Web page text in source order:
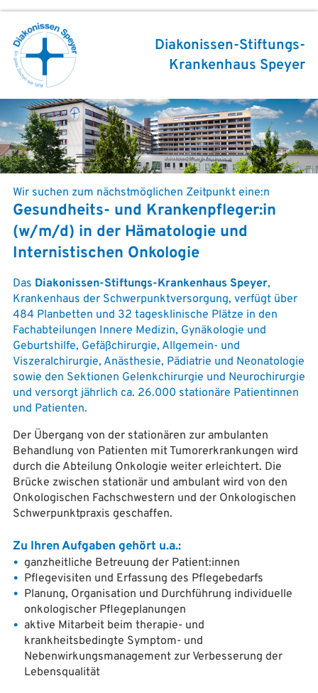
Diakonissen-Stiftungs-
Krankenhaus Speyer
Wir suchen zum nächstmöglichen Zeitpunkt eine:n
Gesundheits- und Krankenpfleger:in
(w/m/d) in der Hämatologie und
Internistischen Onkologie
Das Diakonissen-Stiftungs-Krankenhaus Speyer,
Krankenhaus der Schwerpunktversorgung, verfügt über
484 Planbetten und 32 tagesklinische Plätze in den
Fachabteilungen Innere Medizin, Gynäkologie und
Geburtshilfe, Gefäßchirurgie, Allgemein- und
Viszeralchirurgie, Anästhesie, Pädiatrie und Neonatologie
sowie den Sektionen Gelenkchirurgie und Neurochirurgie
und versorgt jährlich ca. 26.000 stationäre Patientinnen
und Patienten.
Der Übergang von der stationären zur ambulanten
Behandlung von Patienten mit Tumorerkrankungen wird
durch die Abteilung Onkologie weiter erleichtert. Die
Brücke zwischen stationär und ambulant wird von den
Onkologischen Fachschwestern und der Onkologischen
Schwerpunktpraxis geschaffen.
Zu Ihren Aufgaben gehört u.a.:
ganzheitliche Betreuung der Patient:innen
Pflegevisiten und Erfassung des Pflegebedarfs
Planung, Organisation und Durchführung individuelle
onkologischer Pflegeplanungen
aktive Mitarbeit beim therapie- und
krankheitsbedingte Symptom- und
Nebenwirkungsmanagement zur Verbesserung der
Lebensqualität